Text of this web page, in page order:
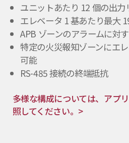
ユニットあたり 12 個の出力
エレベータ 1 基あたり最大
APB ゾーンのアラームに対
特定の火災報知ゾーンにエ
可能
RS-485 接続の終端抵抗
多様な構成については、アプ
照してください。>